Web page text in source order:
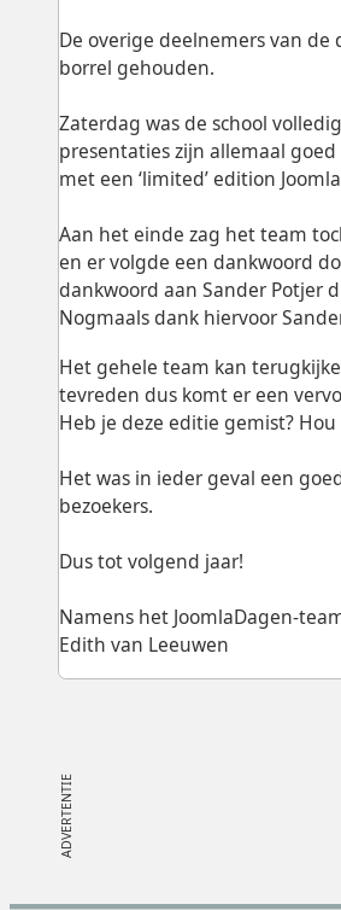
De overige deelnemers van
borrel gehouden.
Zaterdag was de school
presentaties zijn allemaal
met een ‘limited’ edition
Aan het einde zag het team
en er volgde een dankwoord
dankwoord aan Sander Potjer
Nogmaals dank hiervoor
Het gehele team kan
tevreden dus komt er een
Heb je deze editie gemist?
Het was in ieder geval een
bezoekers.
Dus tot volgend jaar!
Namens het JoomlaDagen-
Edith van Leeuwen